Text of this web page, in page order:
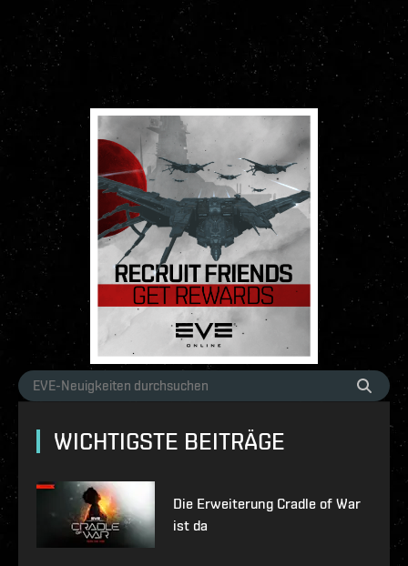
WICHTIGSTE BEITRÄGE
Die Erweiterung Cradle of War
ist da